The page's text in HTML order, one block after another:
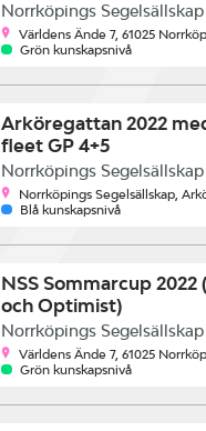
Norrköpings Segelsällskap
Världens Ände 7, 61025
Grön kunskapsnivå
Arköregattan 2022
fleet GP 4+5
Norrköpings Segelsällskap
Norrköpings Segelsällskap,
Blå kunskapsnivå
NSS Sommarcup 2022
och Optimist)
Norrköpings Segelsällskap
Världens Ände 7, 61025
Grön kunskapsnivå